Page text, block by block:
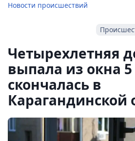
Новости происшествий
Четырехлетняя
выпала из окна
скончалась в
Карагандинской